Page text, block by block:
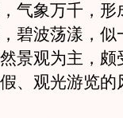
气象万千，形
碧波荡漾，似
景观为主，颇
、观光游览的